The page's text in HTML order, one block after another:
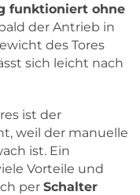
funktioniert ohne
der Antrieb in
des Tores
sich leicht nach
ist der
weil der manuelle
ist. Ein
Vorteile und
per Schalter